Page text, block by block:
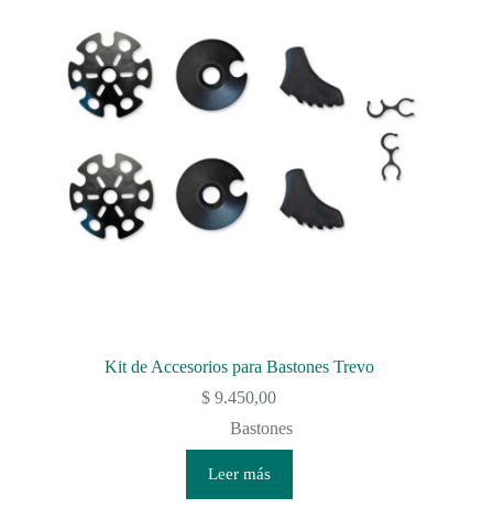
Kit de Accesorios para Bastones Trevo
$ 9.450,00
Bastones
Leer más